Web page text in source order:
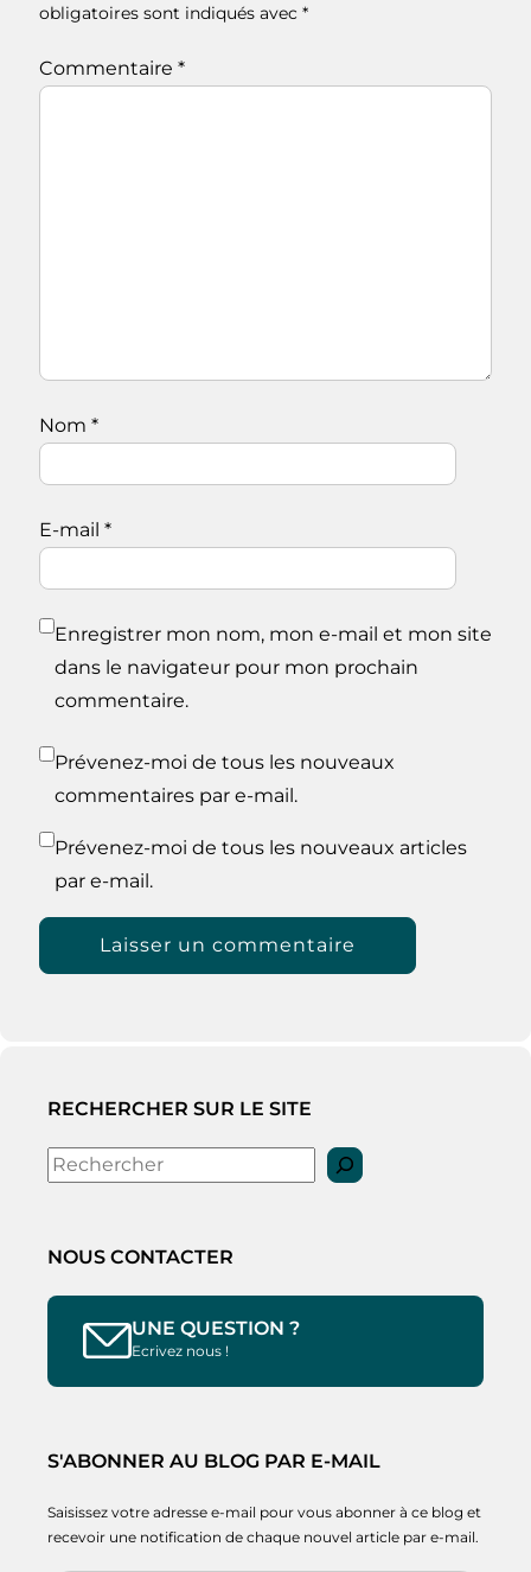
obligatoires sont indiqués avec *
Commentaire *
Nom *
E-mail *
Enregistrer mon nom, mon e-mail et mon site
dans le navigateur pour mon prochain
commentaire.
Prévenez-moi de tous les nouveaux
commentaires par e-mail.
Prévenez-moi de tous les nouveaux articles
par e-mail.
RECHERCHER SUR LE SITE
Rechercher
NOUS CONTACTER
UNE QUESTION ?
Ecrivez nous !
S'ABONNER AU BLOG PAR E-MAIL
Saisissez votre adresse e-mail pour vous abonner à ce blog et
recevoir une notification de chaque nouvel article par e-mail.